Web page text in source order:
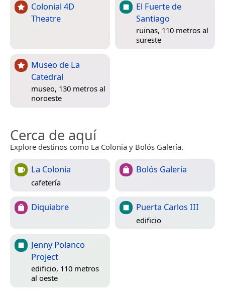
Colonial 4D
Theatre
El Fuerte de
Santiago
ruinas, 110 metros al
sureste
Museo de La
Catedral
museo, 130 metros al
noroeste
Cerca de aquí
Explore destinos como La Colonia y Bolós Galería.
La Colonia
cafetería
Bolós Galería
Diquiabre Puerta Carlos III
edificio
Jenny Polanco
Project
edificio, 110 metros
al oeste